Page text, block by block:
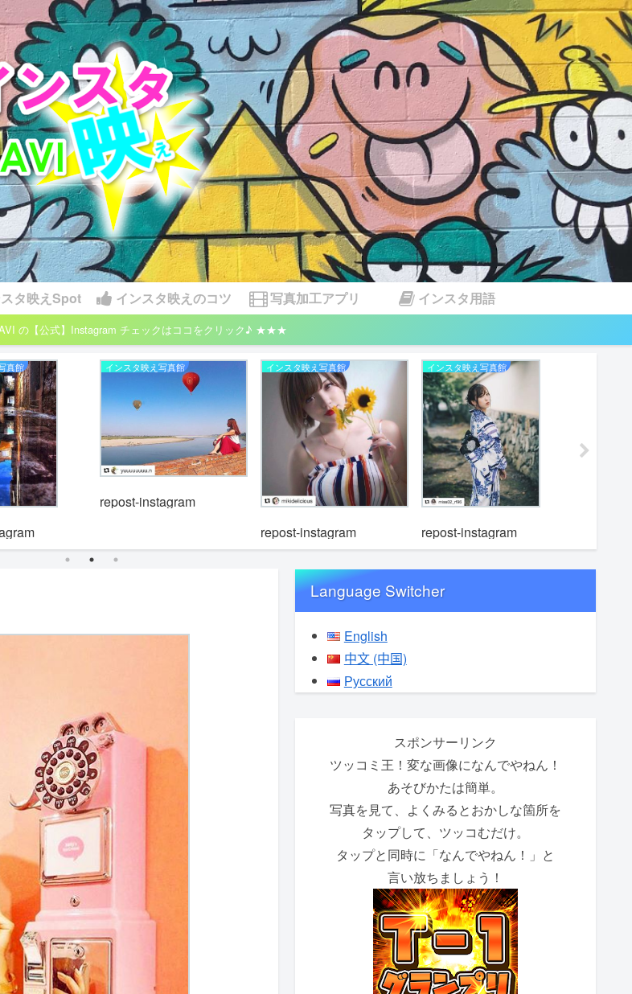
タ映えSpot インスタ映えのコツ 写真加工アプリ インスタ用語
の【公式】Instagram チェックはココをクリック♪ ★★★
真館 インスタ映え写真館
repost-instagram
インスタ映え写真館
repost-instagram
インスタ映え写真館
repost-instagram
Language Switcher
English
中文 (中国)
Русский
スポンサーリンク
ツッコミ王！変な画像になんでやねん！
あそびかたは簡単。
写真を見て、よくみるとおかしな箇所を
タップして、ツッコむだけ。
タップと同時に「なんでやねん！」と
言い放ちましょう！